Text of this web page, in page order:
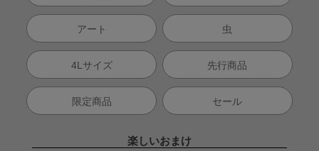
アート 虫
4Lサイズ 先行商品
限定商品 セール
楽しいおまけ